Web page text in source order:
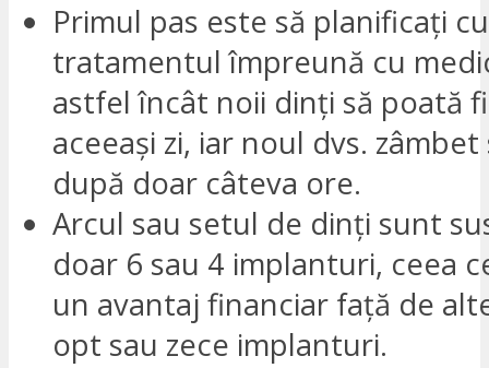
Primul pas este să planificați
tratamentul împreună cu
astfel încât noii dinți să poată
aceeași zi, iar noul dvs. zâmbet
după doar câteva ore.
Arcul sau setul de dinți sunt
doar 6 sau 4 implanturi, ceea
un avantaj financiar față de
opt sau zece implanturi.